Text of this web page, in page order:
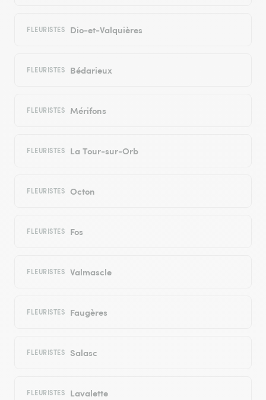
FLEURISTES Dio-et-Valquières
FLEURISTES Bédarieux
FLEURISTES Mérifons
FLEURISTES La Tour-sur-Orb
FLEURISTES Octon
FLEURISTES Fos
FLEURISTES Valmascle
FLEURISTES Faugères
FLEURISTES Salasc
FLEURISTES Lavalette